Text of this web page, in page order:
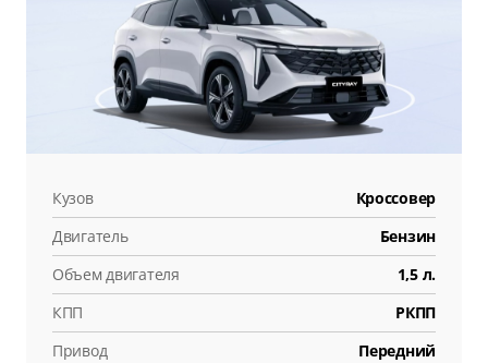
Кузов
Кроссовер
Двигатель
Бензин
Объем двигателя
1,5 л.
КПП
РКПП
Привод
Передний